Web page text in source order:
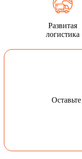
Развитая
логистика